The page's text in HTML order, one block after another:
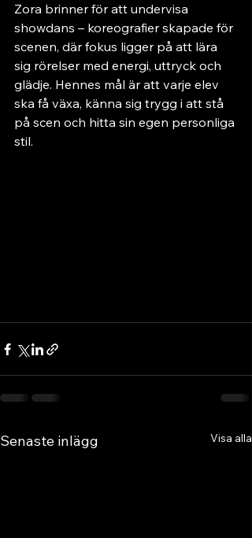
Zora brinner för att undervisa
showdans – koreografier skapade för
scenen, där fokus ligger på att lära
sig rörelser med energi, uttryck och
glädje. Hennes mål är att varje elev
ska få växa, känna sig trygg i att stå
på scen och hitta sin egen personliga
stil.
Senaste inlägg Visa alla